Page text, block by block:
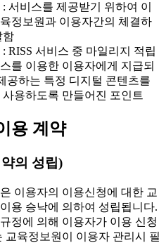
서비스를 제공받기 위하여 이
정보원과 이용자간의 체결하
함
RISS 서비스 중 마일리지 적립
를 이용한 이용자에게 지급되
공하는 특정 디지털 콘텐츠를
사용하도록 만들어진 포인트
용 계약
의 성립)
이용자의 이용신청에 대한 교
용 승낙에 의하여 성립됩니다.
정에 의해 이용자가 이용 신청
교육정보원이 이용자 관리시 필